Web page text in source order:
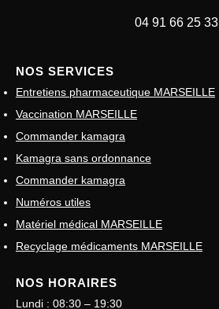
04 91 66 25 33
NOS SERVICES
Entretiens pharmaceutique MARSEILLE
Vaccination MARSEILLE
Commander kamagra
Kamagra sans ordonnance
Commander kamagra
Numéros utiles
Matériel médical MARSEILLE
Recyclage médicaments MARSEILLE
NOS HORAIRES
Lundi : 08:30 – 19:30